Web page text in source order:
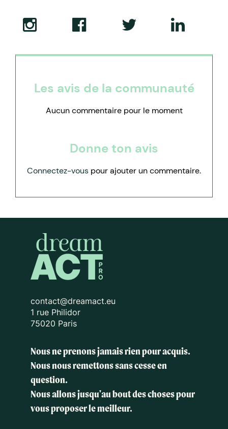
Les avis de la communauté
Aucun commentaire pour le moment
Donne ton avis
Connectez-vous pour ajouter un commentaire.
contact@dreamact.eu
1 rue Philidor
75020 Paris
Nous ne prenons jamais rien pour acquis.
Nous nous remettons sans cesse en
question.
Nous allons jusqu'au bout des chosespour
vous proposer le meilleur.